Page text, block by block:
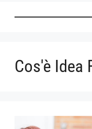
Cos'è Idea